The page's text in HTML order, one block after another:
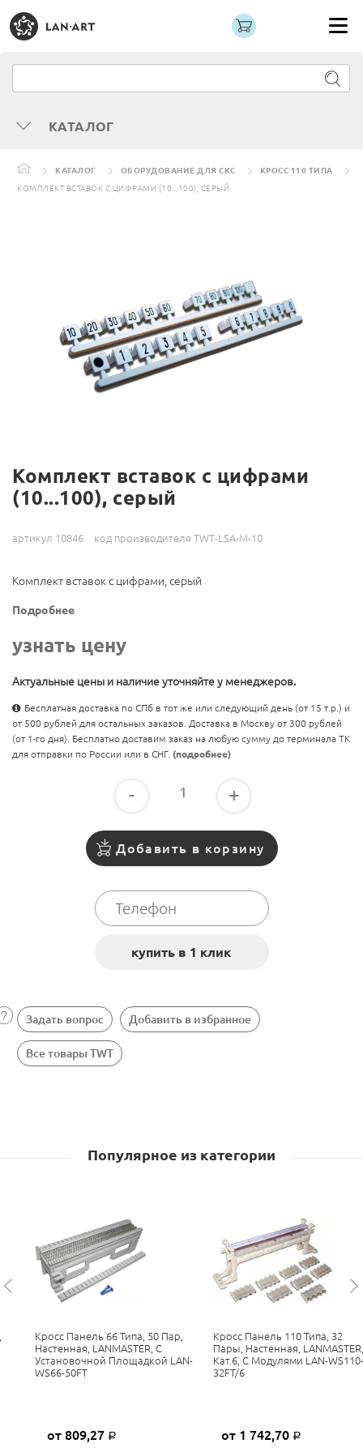
КАТАЛОГ
КАТАЛОГ ОБОРУДОВАНИЕ ДЛЯ СКС
КРОСС 110 ТИПА
КОМПЛЕКТ ВСТАВОК С ЦИФРАМИ (10...100), СЕРЫЙ
Комплект вставок с цифрами
(10...100), серый
артикул 10846 код производителя TWT-LSA-M-10
Комплект вставок с цифрами, серый
Подробнее
узнать цену
Актуальные цены и наличие уточняйте у менеджеров.
Бесплатная доставка по СПб в тот же или следующий день (от 15 т.р.) и
от 500 рублей для остальных заказов. Доставка в Москву от 300 рублей
(от 1-го дня). Бесплатно доставим заказ на любую сумму до терминала ТК
для отправки по России или в СНГ. (подробнее)
- +
Добавить в корзину
Задать вопрос Добавить в избранное
Все товары TWT
Популярное из категории
Кросс Панель 66 Типа, 50 Пар,
Настенная, LANMASTER, С
Установочной Площадкой LAN-
WS66-50FT
от 809,27 Р
Кросс Панель 110 Типа, 32
Пары, Настенная, LANMASTER,
Кат.6, С Модулями LAN-WS110-
32FT/6
от 1 742,70 Р